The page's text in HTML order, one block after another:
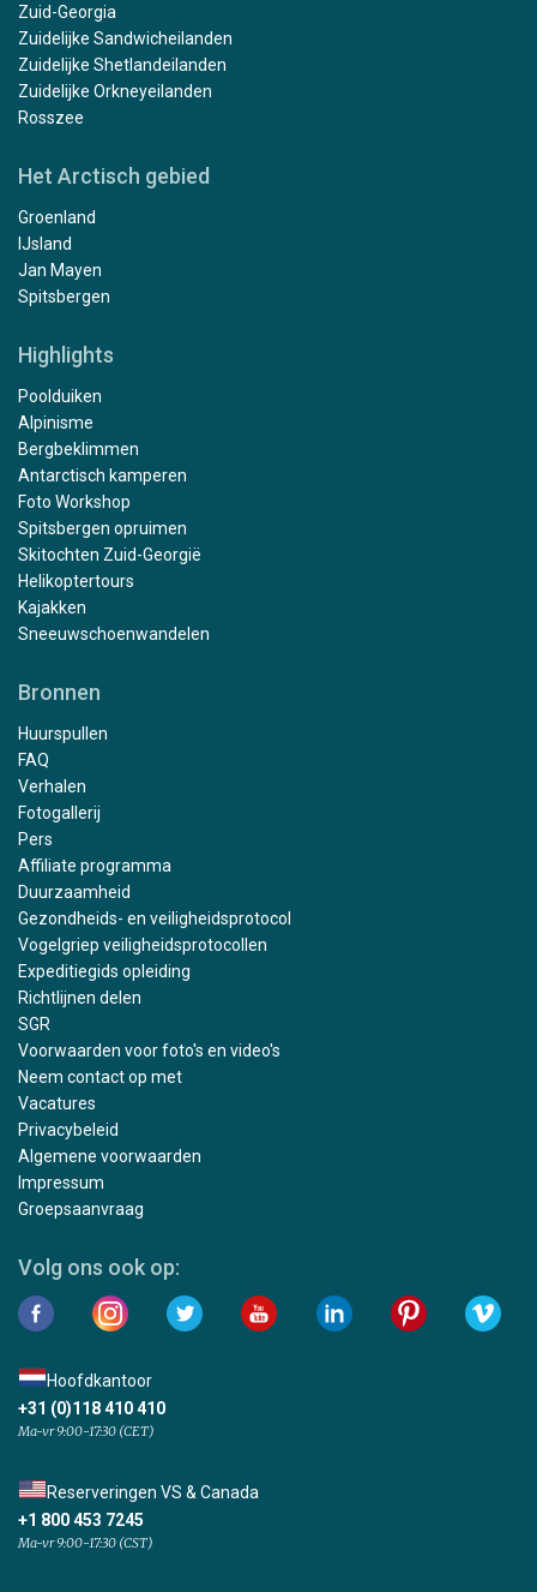
Zuid-Georgia
Zuidelijke Sandwicheilanden
Zuidelijke Shetlandeilanden
Zuidelijke Orkneyeilanden
Rosszee
Het Arctisch gebied
Groenland
IJsland
Jan Mayen
Spitsbergen
Highlights
Poolduiken
Alpinisme
Bergbeklimmen
Antarctisch kamperen
Foto Workshop
Spitsbergen opruimen
Skitochten Zuid-Georgië
Helikoptertours
Kajakken
Sneeuwschoenwandelen
Bronnen
Huurspullen
FAQ
Verhalen
Fotogallerij
Pers
Affiliate programma
Duurzaamheid
Gezondheids- en veiligheidsprotocol
Vogelgriep veiligheidsprotocollen
Expeditiegids opleiding
Richtlijnen delen
SGR
Voorwaarden voor foto's en video's
Neem contact op met
Vacatures
Privacybeleid
Algemene voorwaarden
Impressum
Groepsaanvraag
Volg ons ook op:
Hoofdkantoor
+31 (0)118 410 410
Ma-vr 9:00-17:30 (CET)
Reserveringen VS & Canada
+1 800 453 7245
Ma-vr 9:00-17:30 (CST)